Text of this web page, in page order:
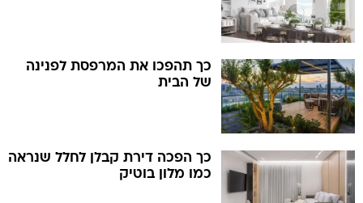
כך תהפכו את המרפסת לפנינה
של הבית
כך הפכה דירת קבלן לחלל שנראה
כמו מלון בוטיק